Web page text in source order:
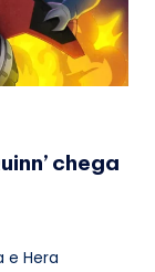
chega
e Hera